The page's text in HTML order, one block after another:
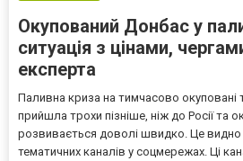
Окупований Донбас у
ситуація з цінами,
експерта
Паливна криза на тимчасово окуповані
прийшла трохи пізніше, ніж до Росії та
розвивається доволі швидко. Це
тематичних каналів у соцмережах. Ці